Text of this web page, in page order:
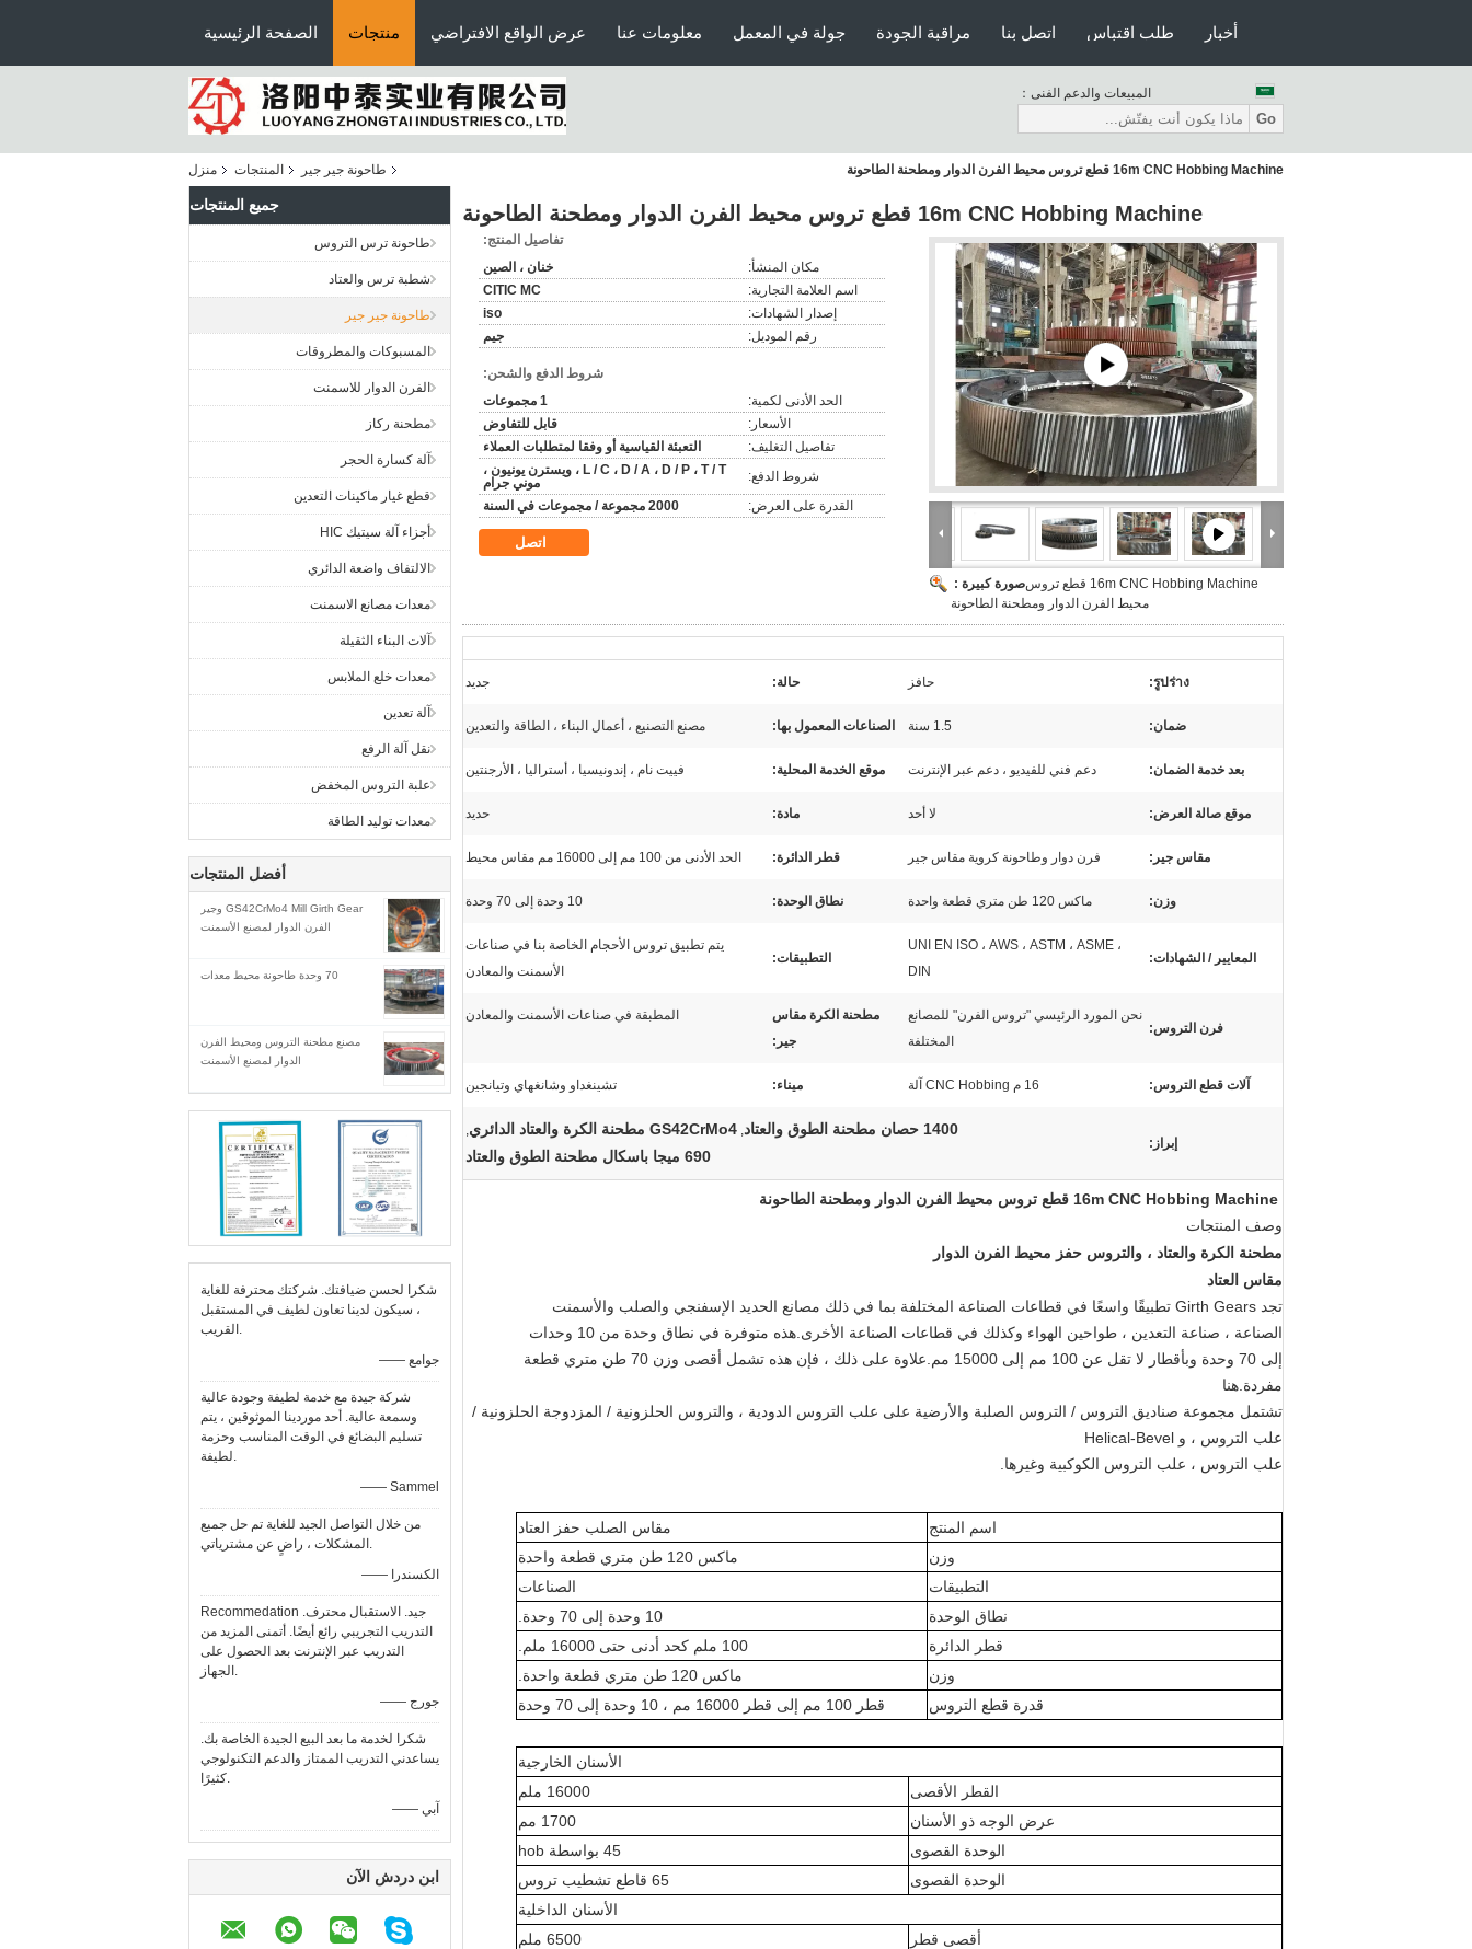
الصفحة الرئيسية منتجات عرض الواقع الافتراضي معلومات عنا جولة في المعمل مراقبة الجودة اتصل بنا طلب اقتباس أخبار
المبيعات والدعم الفنى：
Go
منزل المنتجات طاحونة جير جير 16m CNC Hobbing Machine قطع تروس محيط الفرن الدوار ومطحنة الطاحونة
جميع المنتجات
طاحونة ترس التروس
شطبة ترس والعتاد
طاحونة جير جير
المسبوكات والمطروقات
الفرن الدوار للاسمنت
مطحنة ركاز
آلة كسارة الحجر
قطع غيار ماكينات التعدين
أجزاء آلة سيتيك HIC
الالتفاف واضعة الدائري
معدات مصانع الاسمنت
آلات البناء الثقيلة
معدات خلع الملابس
آلة تعدين
نقل آلة الرفع
علبة التروس المخفض
معدات توليد الطاقة
أفضل المنتجات
GS42CrMo4 Mill Girth Gear وجير
الفرن الدوار لمصنع الأسمنت
70 وحدة طاحونة محيط معدات
مصنع مطحنة التروس ومحيط الفرن
الدوار لمصنع الأسمنت
شكرا لحسن ضيافتك. شركتك محترفة للغاية
، سيكون لدينا تعاون لطيف في المستقبل
القريب.
—— جوامع
شركة جيدة مع خدمة لطيفة وجودة عالية
وسمعة عالية. أحد موردينا الموثوقين ، يتم
تسليم البضائع في الوقت المناسب وحزمة
لطيفة.
—— Sammel
من خلال التواصل الجيد للغاية تم حل جميع
المشكلات ، راضٍ عن مشترياتي.
—— الكسندرا
Recommedation جيد. الاستقبال محترف.
التدريب التجريبي رائع أيضًا. أتمنى المزيد من
التدريب عبر الإنترنت بعد الحصول على
الجهاز.
—— جورج
شكرا لخدمة ما بعد البيع الجيدة الخاصة بك.
يساعدني التدريب الممتاز والدعم التكنولوجي
كثيرًا.
—— آبي
ابن دردش الآن
16m CNC Hobbing Machine قطع تروس محيط الفرن الدوار ومطحنة الطاحونة
صورة كبيرة :16m CNC Hobbing Machine قطع تروس
محيط الفرن الدوار ومطحنة الطاحونة
تفاصيل المنتج:
مكان المنشأ:
خنان ، الصين
اسم العلامة التجارية:
CITIC MC
إصدار الشهادات:
iso
رقم الموديل:
جيم
شروط الدفع والشحن:
الحد الأدنى لكمية:
1 مجموعات
الأسعار:
قابل للتفاوض
تفاصيل التغليف:
التعبئة القياسية أو وفقا لمتطلبات العملاء
شروط الدفع:
L / C ، D / A ، D / P ، T / T ، ويسترن يونيون ،
موني جرام
القدرة على العرض:
2000 مجموعة / مجموعات في السنة
اتصل
รูปร่าง: حافز حالة: جديد
ضمان: 1.5 سنة الصناعات المعمول بها: مصنع التصنيع ، أعمال البناء ، الطاقة والتعدين
بعد خدمة الضمان: دعم فني للفيديو ، دعم عبر الإنترنت موقع الخدمة المحلية: فييت نام ، إندونيسيا ، أستراليا ، الأرجنتين
موقع صالة العرض: لا أحد مادة: حديد
مقاس جير: فرن دوار وطاحونة كروية مقاس جير قطر الدائرة: الحد الأدنى من 100 مم إلى 16000 مم مقاس محيط
وزن: ماكس 120 طن متري قطعة واحدة نطاق الوحدة: 10 وحدة إلى 70 وحدة
المعايير / الشهادات:
UNI EN ISO ، AWS ، ASTM ، ASME ،
DIN
التطبيقات:
يتم تطبيق تروس الأحجام الخاصة بنا في صناعات
الأسمنت والمعادن
فرن التروس:
نحن المورد الرئيسي "تروس الفرن" للمصانع
المختلفة
مطحنة الكرة مقاس
جير:
المطبقة في صناعات الأسمنت والمعادن
آلات قطع التروس: 16 م CNC Hobbing آلة ميناء: تشينغداو وشانغهاي وتيانجين
إبراز:
1400 حصان مطحنة الطوق والعتاد , GS42CrMo4 مطحنة الكرة والعتاد الدائري ,
690 ميجا باسكال مطحنة الطوق والعتاد
16m CNC Hobbing Machine قطع تروس محيط الفرن الدوار ومطحنة الطاحونة
وصف المنتجات
مطحنة الكرة والعتاد ، والتروس حفز محيط الفرن الدوار
مقاس العتاد
تجد Girth Gears تطبيقًا واسعًا في قطاعات الصناعة المختلفة بما في ذلك مصانع الحديد الإسفنجي والصلب والأسمنت
الصناعة ، صناعة التعدين ، طواحين الهواء وكذلك في قطاعات الصناعة الأخرى.هذه متوفرة في نطاق وحدة من 10 وحدات
إلى 70 وحدة وبأقطار لا تقل عن 100 مم إلى 15000 مم.علاوة على ذلك ، فإن هذه تشمل أقصى وزن 70 طن متري قطعة
مفردة.هنا
تشتمل مجموعة صناديق التروس / التروس الصلبة والأرضية على علب التروس الدودية ، والتروس الحلزونية / المزدوجة الحلزونية /
علب التروس ، و Helical-Bevel
علب التروس ، علب التروس الكوكبية وغيرها.
اسم المنتج
مقاس الصلب حفز العتاد
وزن
ماكس 120 طن متري قطعة واحدة
التطبيقات
الصناعات
نطاق الوحدة
10 وحدة إلى 70 وحدة.
قطر الدائرة
100 ملم كحد أدنى حتى 16000 ملم.
وزن
ماكس 120 طن متري قطعة واحدة.
قدرة قطع التروس
قطر 100 مم إلى قطر 16000 مم ، 10 وحدة إلى 70 وحدة
الأسنان الخارجية
القطر الأقصى
16000 ملم
عرض الوجه ذو الأسنان
1700 مم
الوحدة القصوى
45 بواسطة hob
الوحدة القصوى
65 قاطع تشطيب تروس
الأسنان الداخلية
أقصى قطر
6500 ملم